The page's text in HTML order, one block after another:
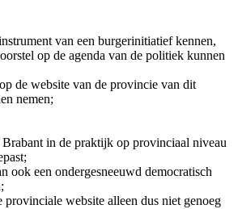
van een burgerinitiatief kennen,
op de agenda van de politiek kunnen
de website van de provincie van dit
nemen;
in de praktijk op provinciaal niveau
ook een ondergesneeuwd democratisch
provinciale website alleen dus niet genoeg